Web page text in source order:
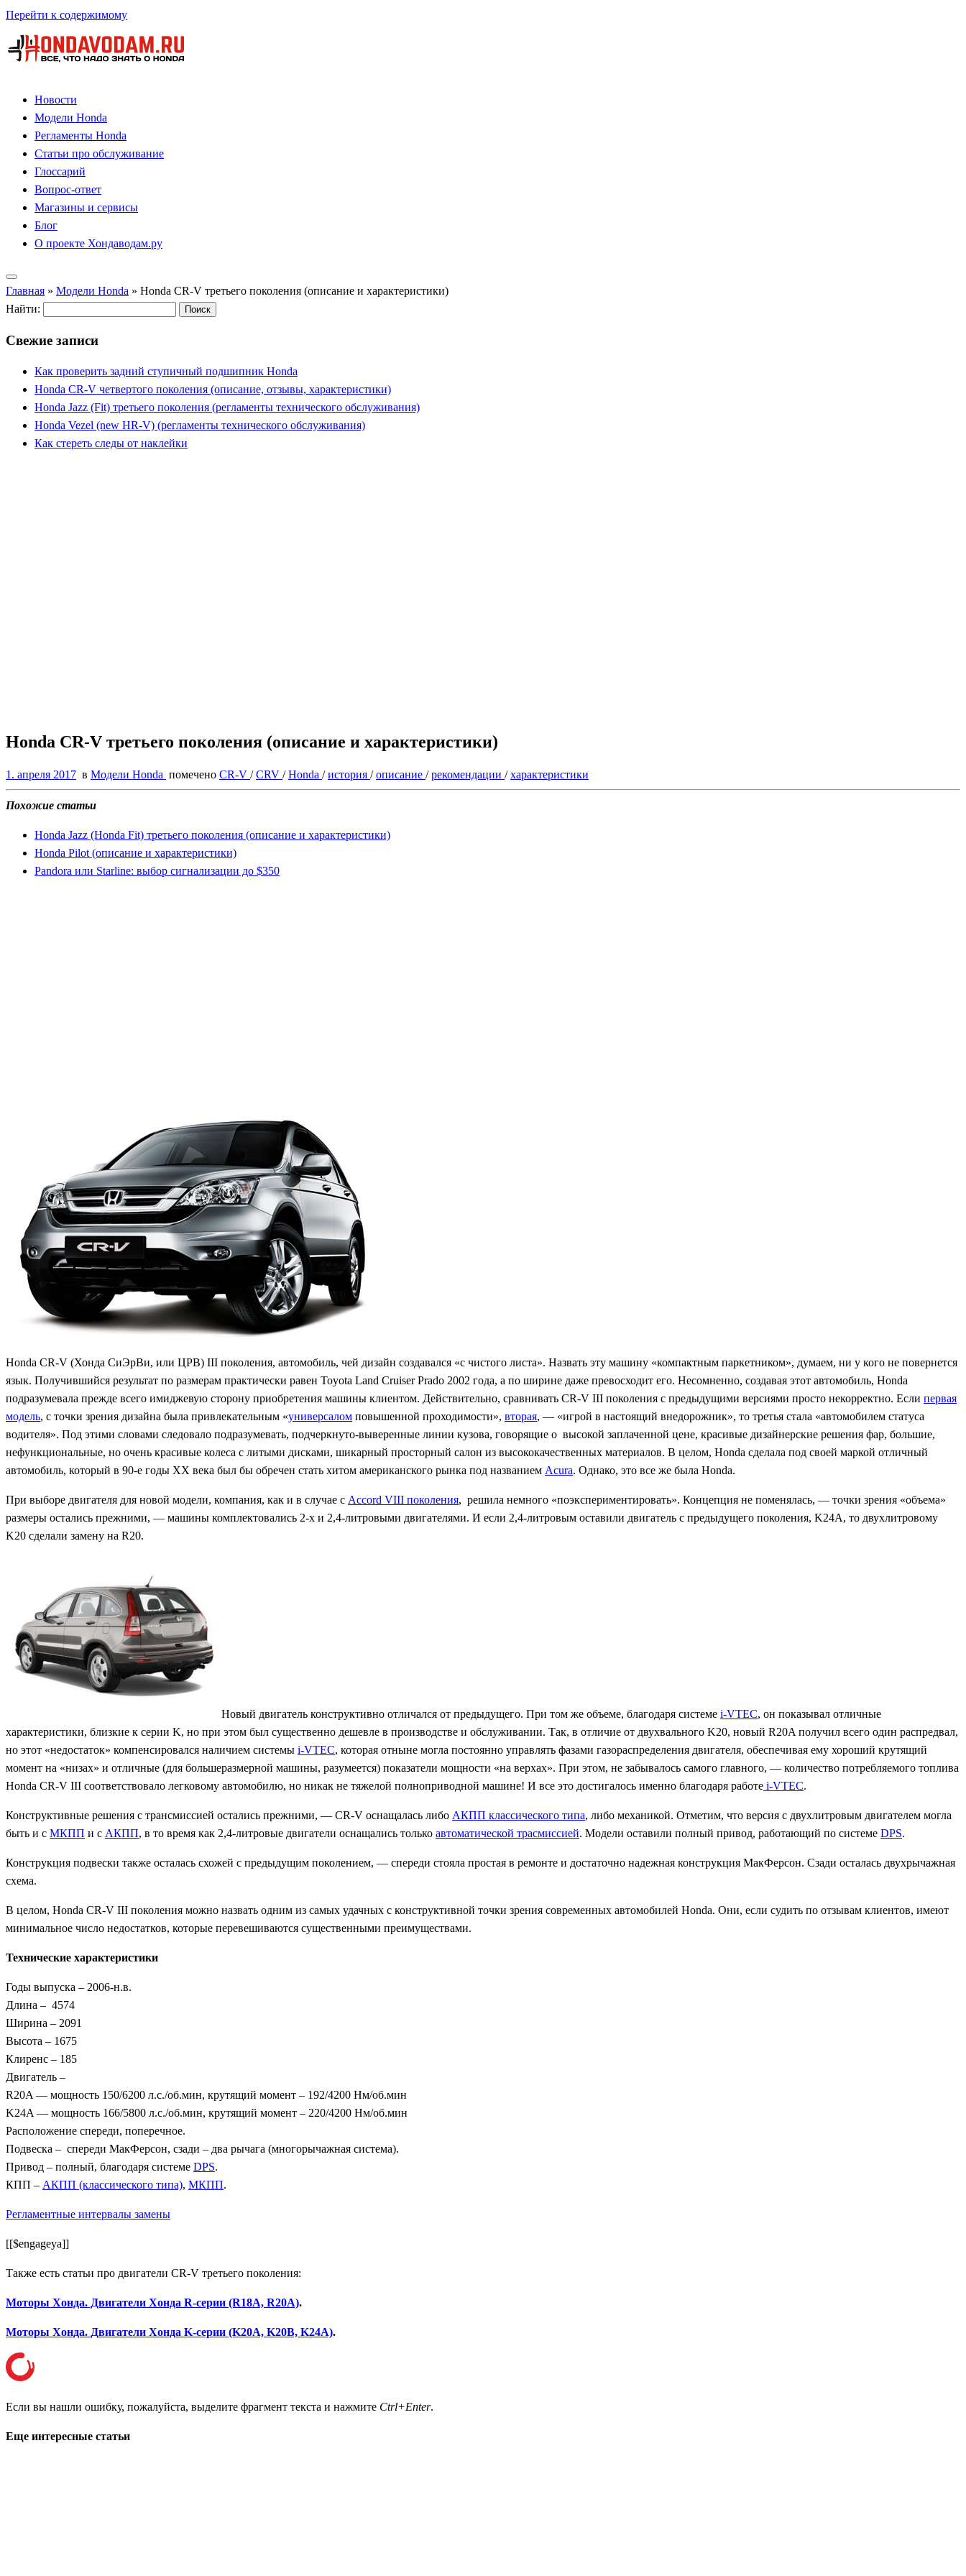
Перейти к содержимому
Новости
Модели Honda
Регламенты Honda
Статьи про обслуживание
Глоссарий
Вопрос-ответ
Магазины и сервисы
Блог
О проекте Хондаводам.ру
Главная » Модели Honda » Honda CR-V третьего поколения (описание и характеристики)
Найти:
Свежие записи
Как проверить задний ступичный подшипник Honda
Honda CR-V четвертого поколения (описание, отзывы, характеристики)
Honda Jazz (Fit) третьего поколения (регламенты технического обслуживания)
Honda Vezel (new HR-V) (регламенты технического обслуживания)
Как стереть следы от наклейки
Honda CR-V третьего поколения (описание и характеристики)
1. апреля 2017 в Модели Honda помечено CR-V /CRV /Honda /история /описание /рекомендации /характеристики
Похожие статьи
Honda Jazz (Honda Fit) третьего поколения (описание и характеристики)
Honda Pilot (описание и характеристики)
Pandora или Starline: выбор сигнализации до $350
Honda CR-V (Хонда СиЭрВи, или ЦРВ) III поколения, автомобиль, чей дизайн создавался «с чистого листа». Назвать эту машину «компактным паркетником», думаем, ни у кого не повернется
язык. Получившийся результат по размерам практически равен Toyota Land Cruiser Prado 2002 года, а по ширине даже превосходит его. Несомненно, создавая этот автомобиль, Honda
подразумевала прежде всего имиджевую сторону приобретения машины клиентом. Действительно, сравнивать CR-V III поколения с предыдущими версиями просто некорректно. Если первая
модель, с точки зрения дизайна была привлекательным «универсалом повышенной проходимости», вторая, — «игрой в настоящий внедорожник», то третья стала «автомобилем статуса
водителя». Под этими словами следовало подразумевать, подчеркнуто-выверенные линии кузова, говорящие о высокой заплаченной цене, красивые дизайнерские решения фар, большие,
нефункциональные, но очень красивые колеса с литыми дисками, шикарный просторный салон из высококачественных материалов. В целом, Honda сделала под своей маркой отличный
автомобиль, который в 90-е годы ХХ века был бы обречен стать хитом американского рынка под названием Acura. Однако, это все же была Honda.
При выборе двигателя для новой модели, компания, как и в случае с Accord VIII поколения, решила немного «поэкспериментировать». Концепция не поменялась, — точки зрения «объема»
размеры остались прежними, — машины комплектовались 2-х и 2,4-литровыми двигателями. И если 2,4-литровым оставили двигатель с предыдущего поколения, K24A, то двухлитровому
K20 сделали замену на R20.
Новый двигатель конструктивно отличался от предыдущего. При том же объеме, благодаря системе i-VTEC, он показывал отличные
характеристики, близкие к серии K, но при этом был существенно дешевле в производстве и обслуживании. Так, в отличие от двухвального K20, новый R20A получил всего один распредвал,
но этот «недостаток» компенсировался наличием системы i-VTEC, которая отныне могла постоянно управлять фазами газораспределения двигателя, обеспечивая ему хороший крутящий
момент на «низах» и отличные (для большеразмерной машины, разумеется) показатели мощности «на верхах». При этом, не забывалось самого главного, — количество потребляемого топлива
Honda CR-V III соответствовало легковому автомобилю, но никак не тяжелой полноприводной машине! И все это достигалось именно благодаря работе i-VTEC.
Конструктивные решения с трансмиссией остались прежними, — CR-V оснащалась либо АКПП классического типа, либо механикой. Отметим, что версия с двухлитровым двигателем могла
быть и с МКПП и с АКПП, в то время как 2,4-литровые двигатели оснащались только автоматической трасмиссией. Модели оставили полный привод, работающий по системе DPS.
Конструкция подвески также осталась схожей с предыдущим поколением, — спереди стояла простая в ремонте и достаточно надежная конструкция МакФерсон. Сзади осталась двухрычажная
схема.
В целом, Honda CR-V III поколения можно назвать одним из самых удачных с конструктивной точки зрения современных автомобилей Honda. Они, если судить по отзывам клиентов, имеют
минимальное число недостатков, которые перевешиваются существенными преимуществами.
Технические характеристики
Годы выпуска – 2006-н.в.
Длина – 4574
Ширина – 2091
Высота – 1675
Клиренс – 185
Двигатель –
R20A — мощность 150/6200 л.с./об.мин, крутящий момент – 192/4200 Нм/об.мин
K24A — мощность 166/5800 л.с./об.мин, крутящий момент – 220/4200 Нм/об.мин
Расположение спереди, поперечное.
Подвеска – спереди МакФерсон, сзади – два рычага (многорычажная система).
Привод – полный, благодаря системе DPS.
КПП – АКПП (классического типа), МКПП.
Регламентные интервалы замены
[[$engageya]]
Также есть статьи про двигатели CR-V третьего поколения:
Моторы Хонда. Двигатели Хонда R-серии (R18A, R20A).
Моторы Хонда. Двигатели Хонда K-серии (K20A, K20B, K24A).
Если вы нашли ошибку, пожалуйста, выделите фрагмент текста и нажмите Ctrl+Enter.
Еще интересные статьи